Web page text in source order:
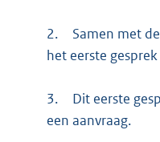
2.
Samen met
het eerste
3.
Dit eerste
een aanvraag.